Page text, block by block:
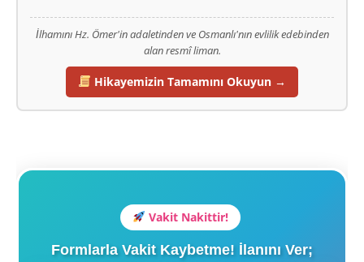
İlhamını Hz. Ömer'in adaletinden ve Osmanlı'nın evlilik edebinden
alan resmî liman.
Hikayemizin Tamamını Okuyun →
Vakit Nakittir!
Formlarla Vakit Kaybetme! İlanını Ver;